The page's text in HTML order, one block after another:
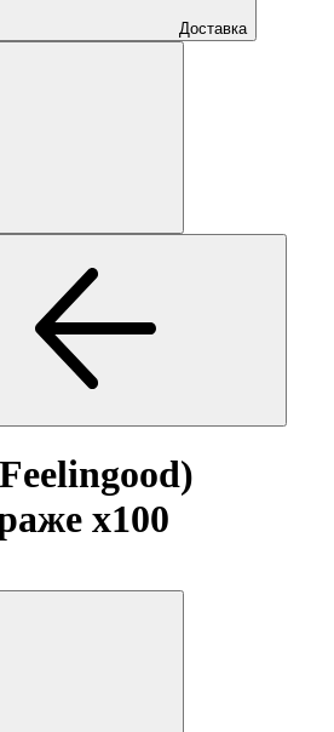
Доставка
x100